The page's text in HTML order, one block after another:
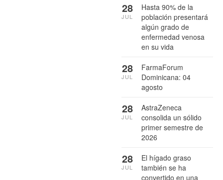
Hasta 90% de la
población presentará
algún grado de
enfermedad venosa
en su vida
28
JUL
FarmaForum
Dominicana: 04
agosto
28
JUL
AstraZeneca
consolida un sólido
primer semestre de
2026
28
JUL
El hígado graso
también se ha
convertido en una
28
JUL